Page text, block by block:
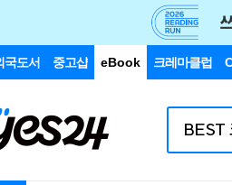
국도서 중고샵 eBook 크레마클럽